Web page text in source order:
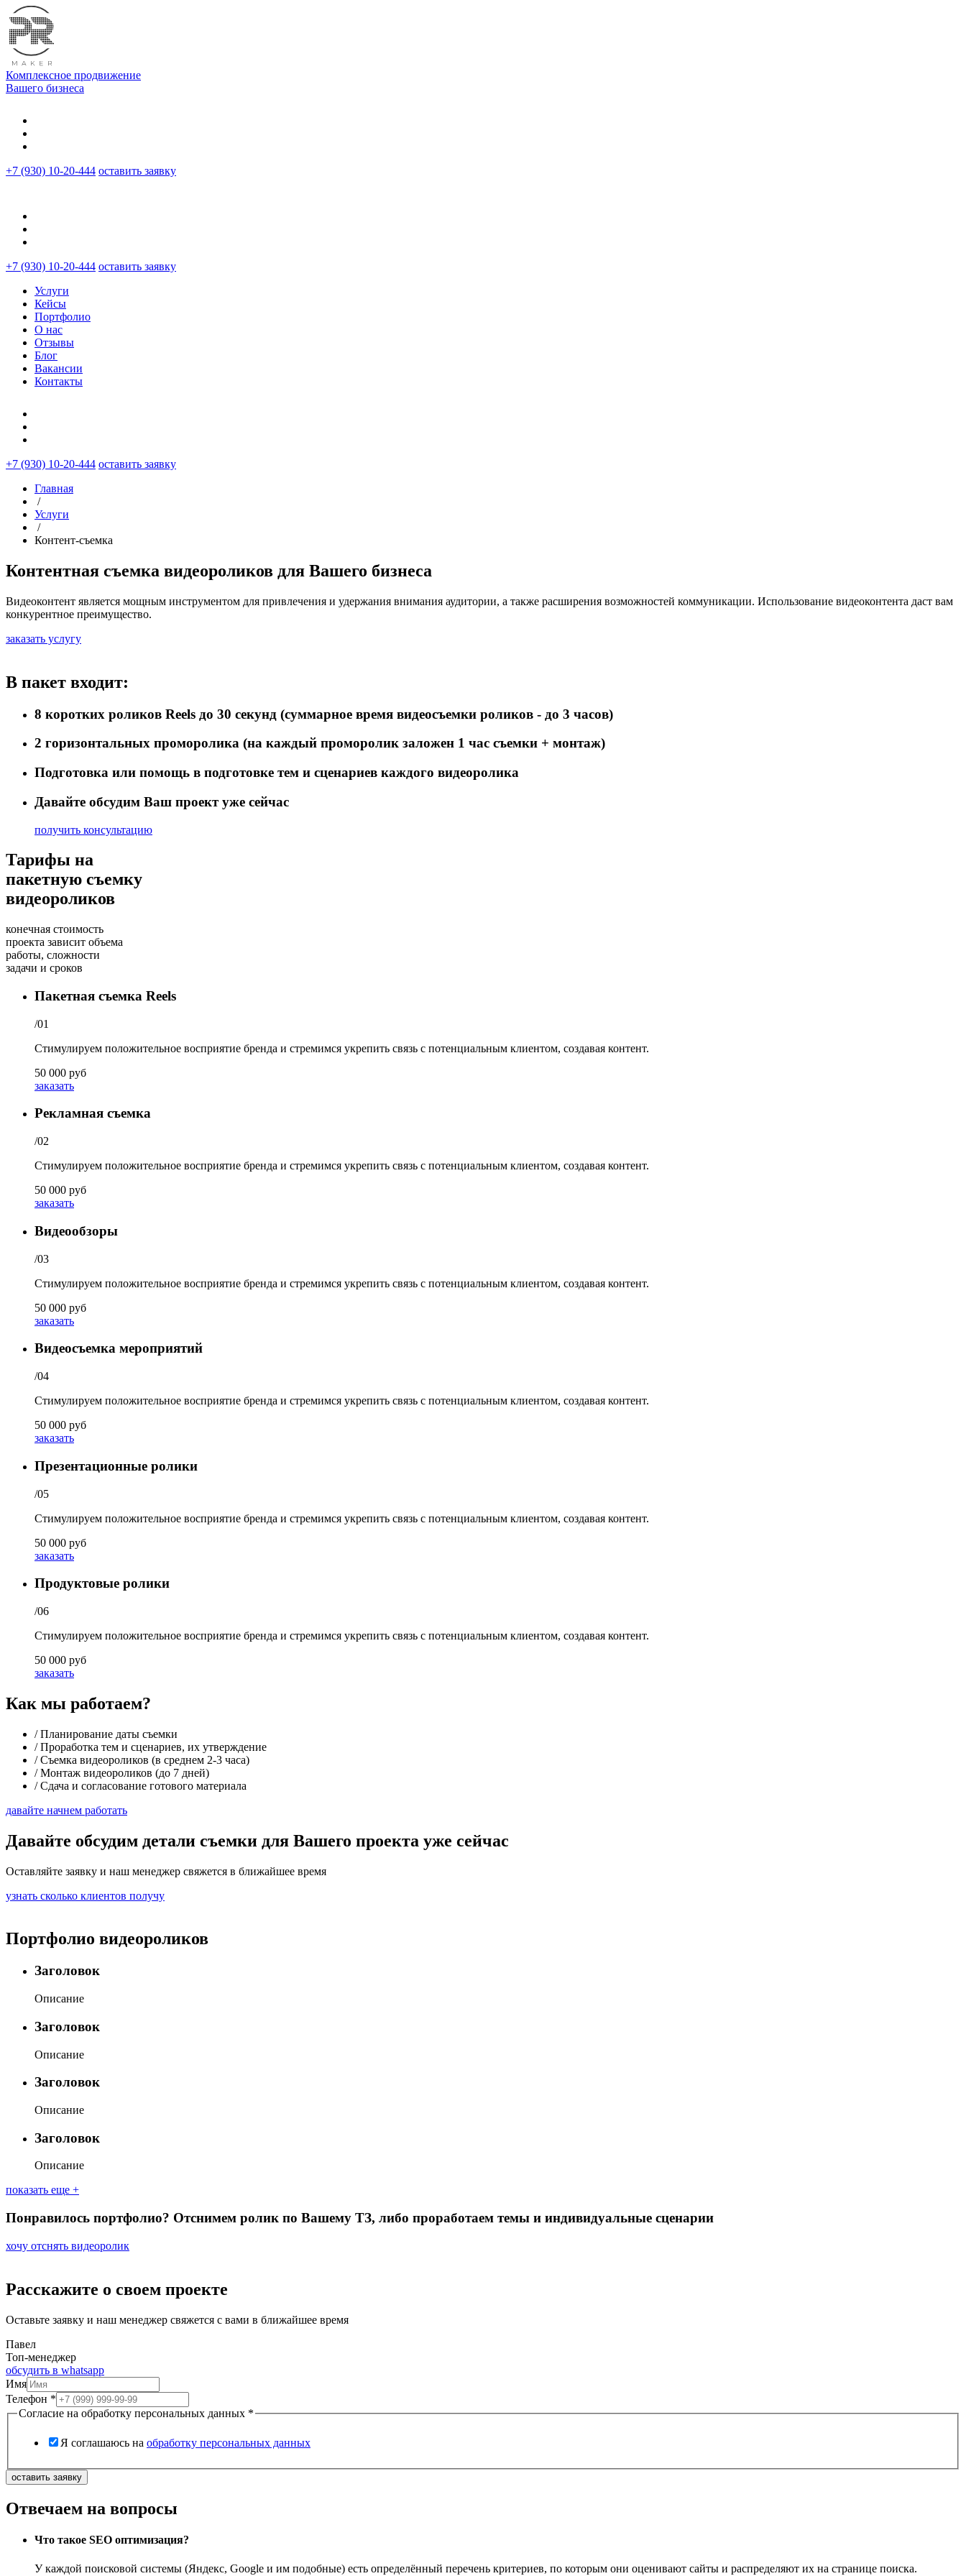
Комплексное продвижение
Вашего бизнеса
+7 (930) 10-20-444 оставить заявку
+7 (930) 10-20-444 оставить заявку
Услуги
Кейсы
Портфолио
О нас
Отзывы
Блог
Вакансии
Контакты
+7 (930) 10-20-444 оставить заявку
Главная
/
Услуги
/
Контент-съемка
Контентная съемка видеороликов для Вашего бизнеса
Видеоконтент является мощным инструментом для привлечения и удержания внимания аудитории, а также расширения возможностей коммуникации. Использование видеоконтента даст вам
конкурентное преимущество.
заказать услугу
В пакет входит:
8 коротких роликов Reels до 30 секунд (суммарное время видеосъемки роликов - до 3 часов)
2 горизонтальных проморолика (на каждый проморолик заложен 1 час съемки + монтаж)
Подготовка или помощь в подготовке тем и сценариев каждого видеоролика
Давайте обсудим Ваш проект уже сейчас
получить консультацию
Тарифы на
пакетную съемку
видеороликов
конечная стоимость
проекта зависит объема
работы, сложности
задачи и сроков
Пакетная съемка Reels
/01
Стимулируем положительное восприятие бренда и стремимся укрепить связь с потенциальным клиентом, создавая контент.
50 000 руб
заказать
Рекламная съемка
/02
Стимулируем положительное восприятие бренда и стремимся укрепить связь с потенциальным клиентом, создавая контент.
50 000 руб
заказать
Видеообзоры
/03
Стимулируем положительное восприятие бренда и стремимся укрепить связь с потенциальным клиентом, создавая контент.
50 000 руб
заказать
Видеосъемка мероприятий
/04
Стимулируем положительное восприятие бренда и стремимся укрепить связь с потенциальным клиентом, создавая контент.
50 000 руб
заказать
Презентационные ролики
/05
Стимулируем положительное восприятие бренда и стремимся укрепить связь с потенциальным клиентом, создавая контент.
50 000 руб
заказать
Продуктовые ролики
/06
Стимулируем положительное восприятие бренда и стремимся укрепить связь с потенциальным клиентом, создавая контент.
50 000 руб
заказать
Как мы работаем?
/Планирование даты съемки
/Проработка тем и сценариев, их утверждение
/Съемка видеороликов (в среднем 2-3 часа)
/Монтаж видеороликов (до 7 дней)
/Сдача и согласование готового материала
давайте начнем работать
Давайте обсудим детали съемки для Вашего проекта уже сейчас
Оставляйте заявку и наш менеджер свяжется в ближайшее время
узнать сколько клиентов получу
Портфолио видеороликов
Заголовок
Описание
Заголовок
Описание
Заголовок
Описание
Заголовок
Описание
показать еще +
Понравилось портфолио? Отснимем ролик по Вашему ТЗ, либо проработаем темы и индивидуальные сценарии
хочу отснять видеоролик
Расскажите о своем проекте
Оставьте заявку и наш менеджер свяжется с вами в ближайшее время
Павел
Топ-менеджер
обсудить в whatsapp
Имя
Телефон *
Согласие на обработку персональных данных *
Я соглашаюсь на обработку персональных данных
оставить заявку
Отвечаем на вопросы
Что такое SEO оптимизация?
У каждой поисковой системы (Яндекс, Google и им подобные) есть определённый перечень критериев, по которым они оценивают сайты и распределяют их на странице поиска.